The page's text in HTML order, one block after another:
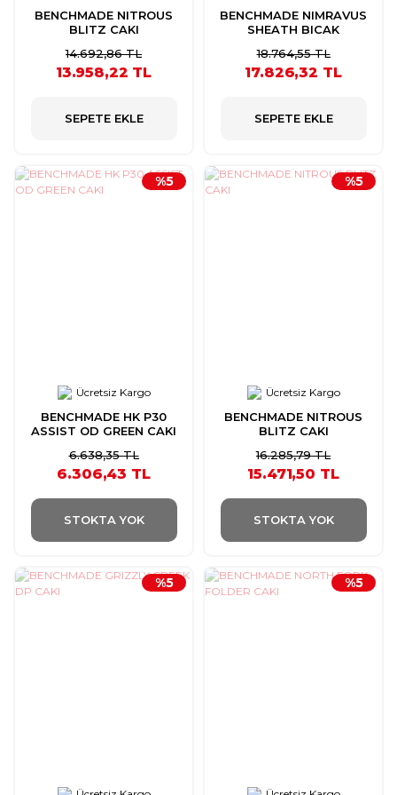
BENCHMADE NITROUS
BLITZ CAKI
14.692,86 TL
13.958,22 TL
SEPETE EKLE
BENCHMADE NIMRAVUS
SHEATH BICAK
18.764,55 TL
17.826,32 TL
SEPETE EKLE
Ücretsiz Kargo
BENCHMADE HK P30
ASSIST OD GREEN CAKI
%5
6.638,35 TL
6.306,43 TL
STOKTA YOK
Ücretsiz Kargo
BENCHMADE NITROUS
BLITZ CAKI
%5
16.285,79 TL
15.471,50 TL
STOKTA YOK
%5 %5